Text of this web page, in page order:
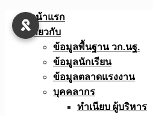
Skip
หน้าแรก
เกี่ยวกับ
ข้อมูลพื้นฐาน วก.นฐ.
ข้อมูลนักเรียน
ข้อมูลตลาดแรงงาน
บุคคลากร
ทำเนียบ ผู้บริหาร